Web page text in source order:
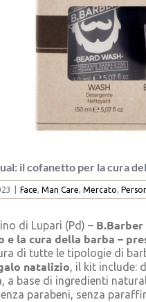
il cofanetto per la cura
Face, Man Care, Mercato,
di Lupari (Pd) –
e la cura della barba –
di tutte le tipologie di
natalizio, il kit include:
a base di ingredienti
parabeni, senza